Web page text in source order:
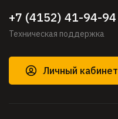
+7 (4152) 41-94-94
Техническая поддержка
Личный кабинет